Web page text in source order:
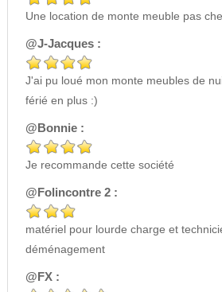
Une location de monte meuble pas
@J-Jacques :
J'ai pu loué mon monte meubles de
férié en plus :)
@Bonnie :
Je recommande cette société
@Folincontre 2 :
matériel pour lourde charge et
déménagement
@FX :